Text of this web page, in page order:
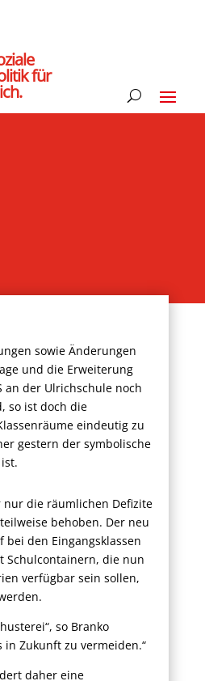
für
sowie Änderungen
und die Erweiterung
an der Ulrichschule noch
so ist doch die
eindeutig zu
gestern der symbolische
nur die räumlichen Defizite
behoben. Der neu
bei den Eingangsklassen
Schulcontainern, die nun
verfügbar sein sollen,
so Branko
in Zukunft zu vermeiden.“
daher eine